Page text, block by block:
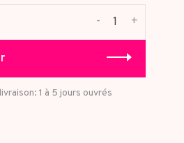
+
-
1 à 5 jours ouvrés